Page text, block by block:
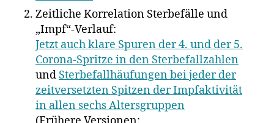
Zeitliche Korrelation Sterbefälle und
„Impf“-Verlauf:
Jetzt auch klare Spuren der 4. und der 5.
Corona-Spritze in den Sterbefallzahlen
und Sterbefallhäufungen bei jeder der
zeitversetzten Spitzen der Impfaktivität
in allen sechs Altersgruppen